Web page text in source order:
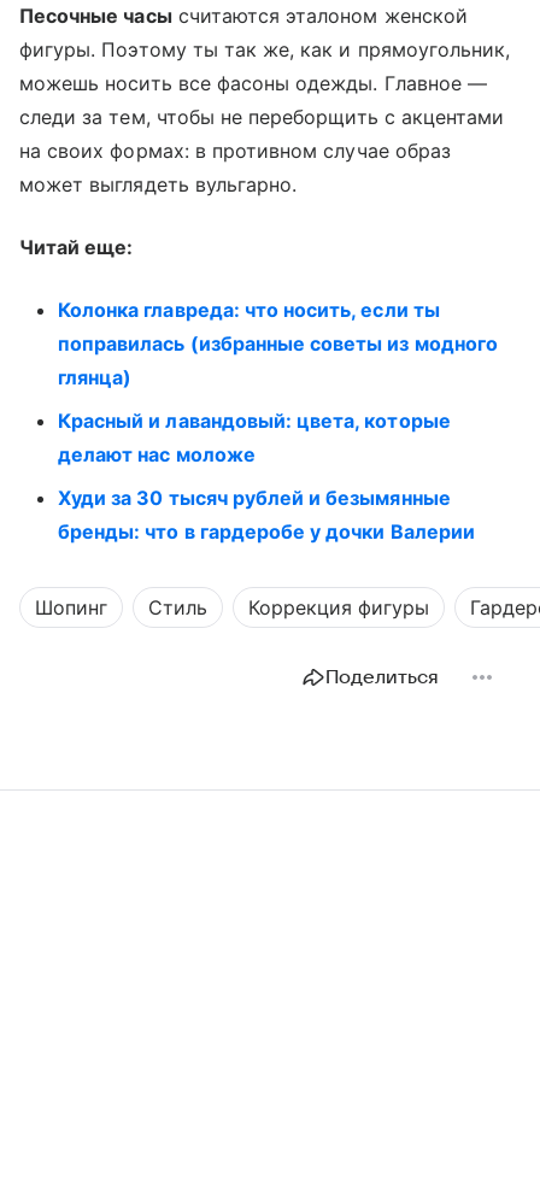
Песочные часы считаются эталоном женской
фигуры. Поэтому ты так же, как и прямоугольник,
можешь носить все фасоны одежды. Главное —
следи за тем, чтобы не переборщить с акцентами
на своих формах: в противном случае образ
может выглядеть вульгарно.
Читай еще:
Колонка главреда: что носить, если ты
поправилась (избранные советы из модного
глянца)
Красный и лавандовый: цвета, которые
делают нас моложе
Худи за 30 тысяч рублей и безымянные
бренды: что в гардеробе у дочки Валерии
Шопинг Стиль Коррекция фигуры
Поделиться